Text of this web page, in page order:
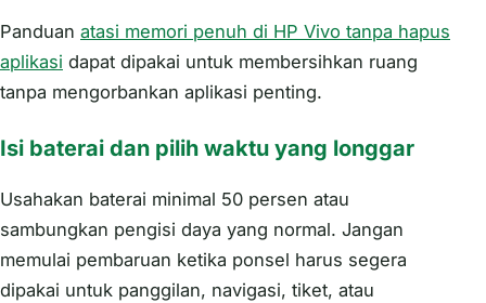
Panduan atasi memori penuh di HP Vivo tanpa hapus
aplikasi dapat dipakai untuk membersihkan ruang
tanpa mengorbankan aplikasi penting.
Isi baterai dan pilih waktu yang longgar
Usahakan baterai minimal 50 persen atau
sambungkan pengisi daya yang normal. Jangan
memulai pembaruan ketika ponsel harus segera
dipakai untuk panggilan, navigasi, tiket, atau